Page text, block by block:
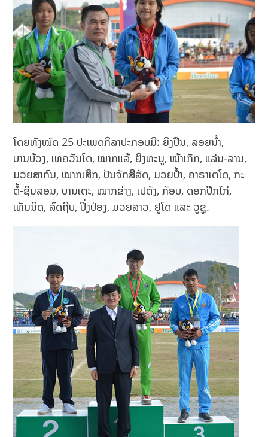
ໂດຍທັງໝົດ 25 ປະເພດກິລາປະກອບມີ: ຍິງປືນ, ລອຍນໍ້າ,
ບານບ້ວງ, ເທຄວັນໂດ, ໝາກແລ້, ຍິງທະນູ, ໜ້າເກັກ, ແລ່ນ-ລານ,
ມວຍສາກົນ, ໝາກເສິກ, ປັນຈັກສີລັດ, ມວຍປໍ້າ, ຄາຣາເຕໂດ, ກະ
ຕໍ້-ຊິນລອນ, ບານເຕະ, ໝາກຂ່າງ, ເປຕັງ, ກັອບ, ດອກປີກໄກ່,
ເທັນນິດ, ລົດຖີບ, ປິ່ງປ່ອງ, ມວຍລາວ, ຢູໂດ ແລະ ວູຊູ.